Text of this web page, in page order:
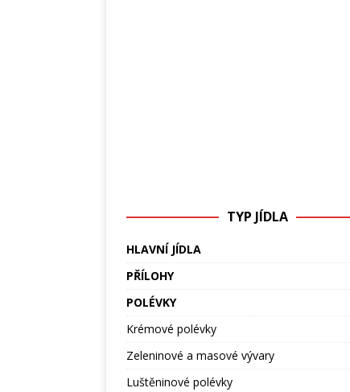
TYP JÍDLA
HLAVNÍ JÍDLA
PŘÍLOHY
POLÉVKY
Krémové polévky
Zeleninové a masové vývary
Luštěninové polévky